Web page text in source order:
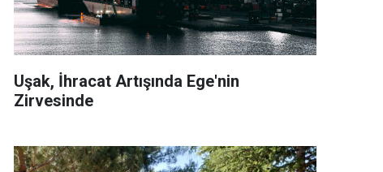
Uşak, İhracat Artışında Ege'nin
Zirvesinde